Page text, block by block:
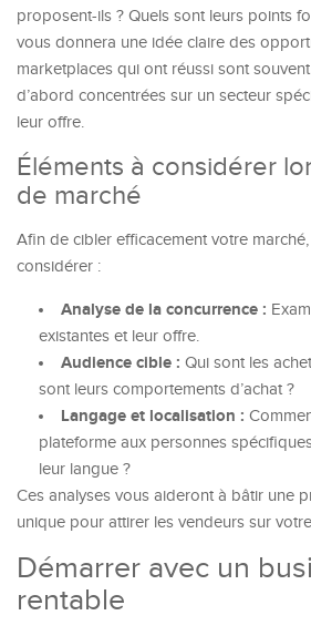
proposent-ils ? Quels sont leurs points
vous donnera une idée claire des
marketplaces qui ont réussi sont
d’abord concentrées sur un secteur
leur offre.
Éléments à considérer
de marché
Afin de cibler efficacement votre
considérer :
Analyse de la concurrence :
existantes et leur offre.
Audience cible : Qui sont les
sont leurs comportements d’achat ?
Langage et localisation :
plateforme aux personnes
leur langue ?
Ces analyses vous aideront à bâtir une
unique pour attirer les vendeurs sur
Démarrer avec un
rentable